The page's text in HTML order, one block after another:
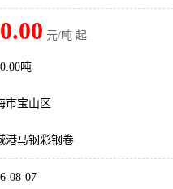
元/吨 起
吨
市宝山区
港马钢彩钢卷
08-07